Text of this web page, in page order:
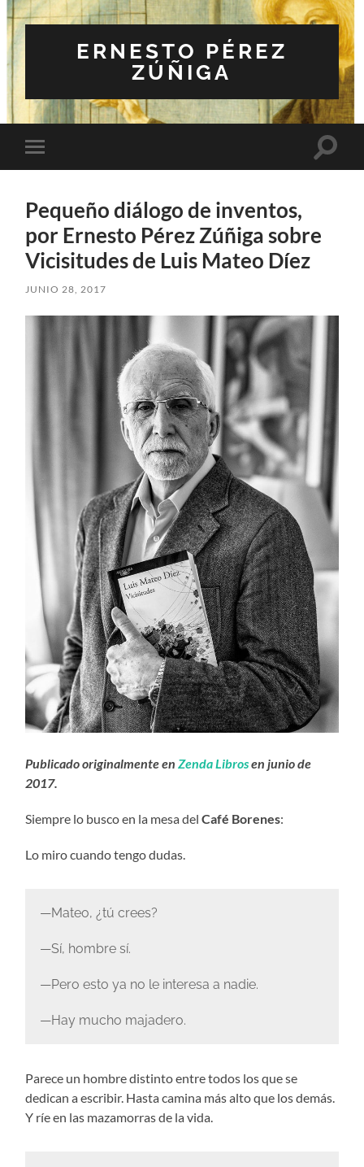
ERNESTO PÉREZ
ZÚÑIGA
Alternar
el
Pequeño diálogo de inventos,
por Ernesto Pérez Zúñiga sobre
Vicisitudes de Luis Mateo Díez
JUNIO 28, 2017
Publicado originalmente enZenda Librosen junio de
2017.
Siempre lo busco en la mesa delCafé Borenes:
Lo miro cuando tengo dudas.
—Mateo, ¿tú crees?
—Sí, hombre sí.
—Pero esto ya no le interesa a nadie.
—Hay mucho majadero.
Parece un hombre distinto entre todos los que se
dedican a escribir. Hasta camina más alto que los demás.
Y ríe en las mazamorras de la vida.